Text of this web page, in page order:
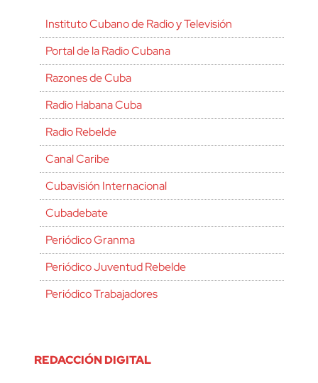
Instituto Cubano de Radio y Televisión
Portal de la Radio Cubana
Razones de Cuba
Radio Habana Cuba
Radio Rebelde
Canal Caribe
Cubavisión Internacional
Cubadebate
Periódico Granma
Periódico Juventud Rebelde
Periódico Trabajadores
REDACCIÓN DIGITAL